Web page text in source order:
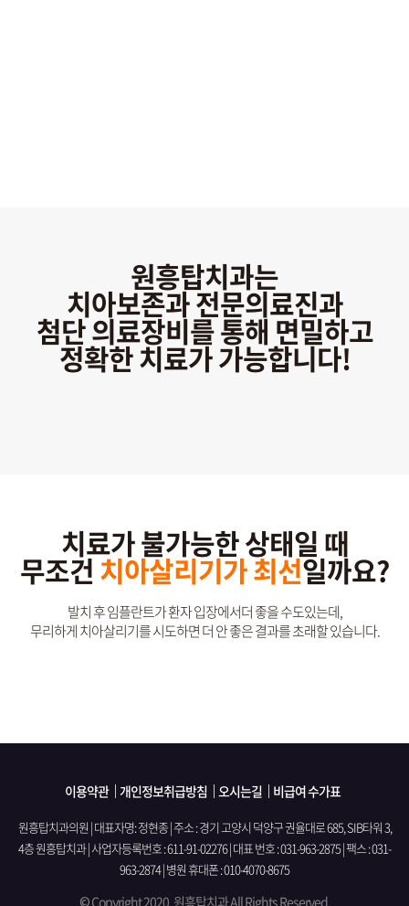
원흥탑치과는
치아보존과 전문의료진과
첨단 의료장비를 통해 면밀하고
정확한 치료가 가능합니다!
치료가 불가능한 상태일 때
무조건 치아살리기가 최선일까요?
발치 후 임플란트가 환자 입장에서더 좋을 수도있는데,
무리하게 치아살리기를 시도하면 더 안 좋은 결과를 초래할 있습니다.
이용약관 개인정보취급방침 오시는길 비급여 수가표
원흥탑치과의원 | 대표자명: 정현종 | 주소 : 경기 고양시 덕양구 권율대로 685, SIB타워 3,
4층 원흥탑치과|사업자등록번호 : 611-91-02276 | 대표 번호 : 031-963-2875 | 팩스 : 031-
963-2874 | 병원 휴대폰 : 010-4070-8675
© Copyright 2020. 원흥탑치과 All Rights Reserved.